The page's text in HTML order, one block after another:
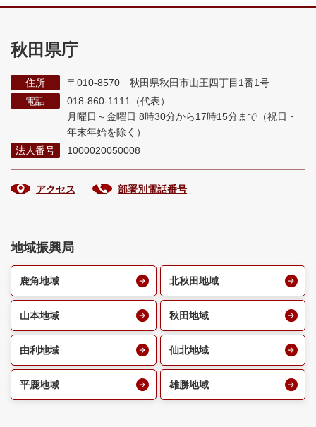
秋田県庁
住所
〒010-8570 秋田県秋田市山王四丁目1番1号
電話
018-860-1111（代表）
月曜日～金曜日 8時30分から17時15分まで （祝日・
年末年始を除く）
法人番号
1000020050008
アクセス 部署別電話番号
地域振興局
鹿角地域 北秋田地域
山本地域 秋田地域
由利地域 仙北地域
平鹿地域 雄勝地域